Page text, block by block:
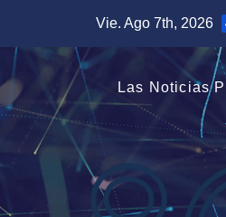
contenido
Vie. Ago 7th, 2026
Las Noticias